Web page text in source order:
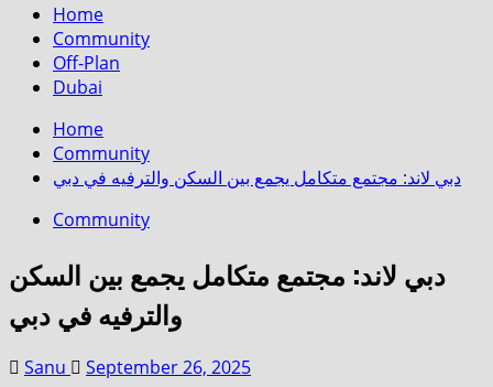
MenuHome
Community
Off-Plan
Dubai
Skip
content
Home
Community
دبي لاند: مجتمع متكامل يجمع بين السكن والترفيه في دبي
Community
دبي لاند: مجتمع متكامل يجمع بين السكن
والترفيه في دبي
Sanu
September 26, 2025